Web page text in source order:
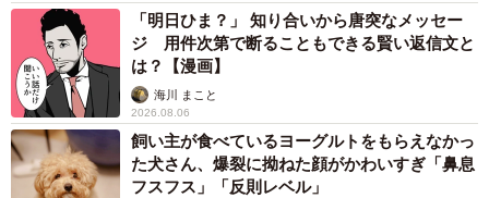
「明日ひま？」 知り合いから唐突なメッセー
ジ 用件次第で断ることもできる賢い返信文と
は？【漫画】
海川 まこと
2026.08.06
飼い主が食べているヨーグルトをもらえなかっ
た犬さん、爆裂に拗ねた顔がかわいすぎ「鼻息
フスフス」「反則レベル」